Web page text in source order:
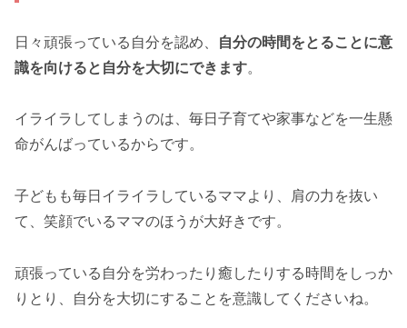
日々頑張っている自分を認め、
自分の時間をとることに意
識を向けると自分を大切にできます。
イライラしてしまうのは、毎日子育てや家事などを一生懸
命がんばっているからです。
子どもも毎日イライラしているママより、肩の力を抜い
て、笑顔でいるママのほうが大好きです。
頑張っている自分を労わったり癒したりする時間をしっか
りとり、自分を大切にすることを意識してくださいね。